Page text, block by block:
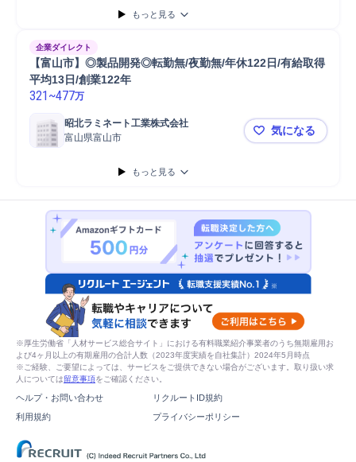
もっと見る
企業ダイレクト
【富山市】◎製品開発◎転勤無/夜勤無/年休122日/有給取得
平均13日/創業122年
321 ~477万
昭北ラミネート工業株式会社
富山県富山市
【富山市】
気になる
もっと見る
※厚生労働省「人材サービス総合サイト」における有料職業紹介事業者のうち無期雇用お
よび4ヶ月以上の有期雇用の合計人数（2023年度実績を自社集計）2024年5月時点
※ご経験、ご要望によっては、サービスをご提供できない場合がございます。取り扱い求
人については留意事項をご確認ください。
ヘルプ・お問い合わせ
リクルートID規約
利用規約
プライバシーポリシー